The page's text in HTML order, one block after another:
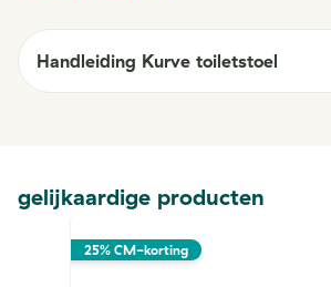
Handleiding Kurve toiletstoel
gelijkaardige producten
25% CM-korting